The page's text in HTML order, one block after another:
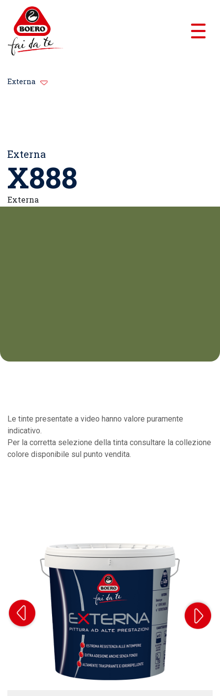
Externa
Externa
X888
Externa
Le tinte presentate a video hanno valore puramente
indicativo.
Per la corretta selezione della tinta consultare la collezione
colore disponibile sul punto vendita.